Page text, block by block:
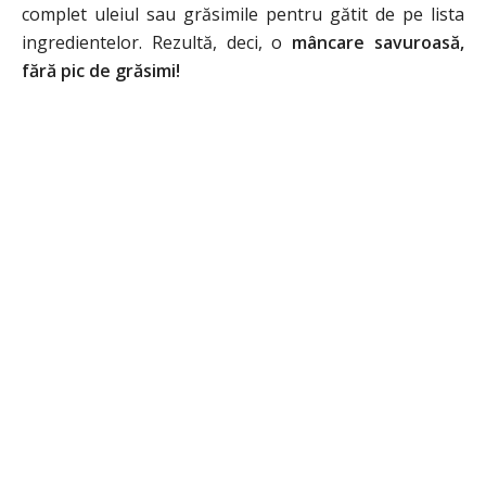
complet uleiul sau grăsimile pentru gătit de pe lista
ingredientelor. Rezultă, deci, o mâncare savuroasă,
fără pic de grăsimi!